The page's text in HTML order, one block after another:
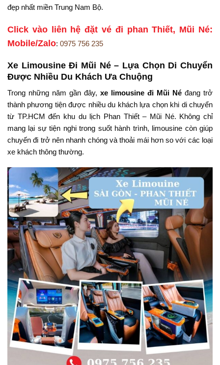
đẹp nhất miền Trung Nam Bộ.
Click vào liên hệ đặt vé đi phan Thiết, Mũi Né:
Mobile/Zalo: 0975 756 235
Xe LimousineĐi Mũi Né – Lựa Chọn DiChuyển
Được Nhiều Du Khách Ưa Chuộng
Trong những năm gần đây, xe limousine đi Mũi Né đang trở
thành phương tiệnđược nhiềudu khách lựa chọn khi dichuyển
từ TP.HCMđến khu du lịch Phan Thiết – Mũi Né. Khôngchỉ
mang lại sựtiện nghitrong suốt hành trình, limousine còngiúp
chuyếnđi trở nên nhanh chóng vàthoải mái hơnsovới các loại
xe khách thông thường.